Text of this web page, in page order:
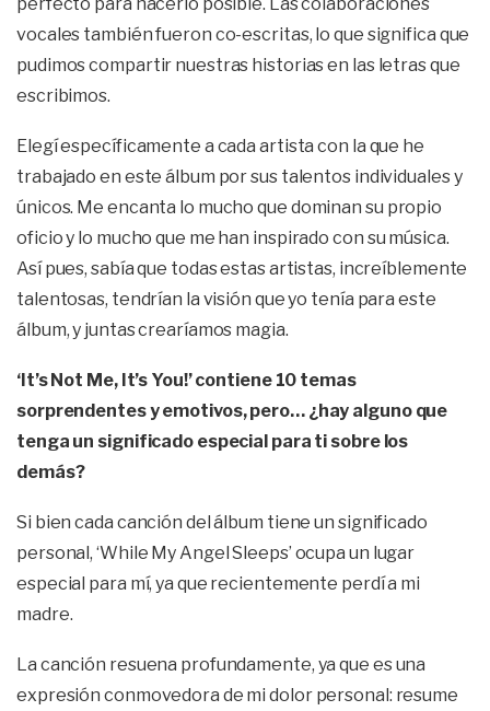
vocales también fueron co-escritas, lo que significa que
pudimos compartir nuestras historias en las letras que
escribimos.
Elegí específicamente a cada artista con la que he
trabajado en este álbum por sus talentos individuales y
únicos. Me encanta lo mucho que dominan su propio
oficio y lo mucho que me han inspirado con su música.
Así pues, sabía que todas estas artistas, increíblemente
talentosas, tendrían la visión que yo tenía para este
álbum, y juntas crearíamos magia.
‘It’s Not Me, It’s You!’ contiene 10 temas
sorprendentes y emotivos, pero… ¿hay alguno que
tenga un significado especial para ti sobre los
demás?
Si bien cada canción del álbum tiene un significado
personal, ‘While My Angel Sleeps’ ocupa un lugar
especial para mí, ya que recientemente perdí a mi
madre.
La canción resuena profundamente, ya que es una
expresión conmovedora de mi dolor personal: resume